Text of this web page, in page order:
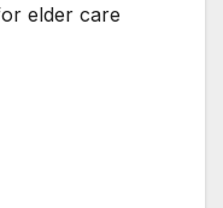
elder care